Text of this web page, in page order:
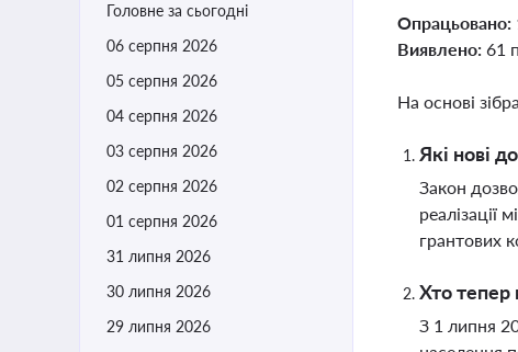
Головне за сьогодні
06 серпня 2026
05 серпня 2026
04 серпня 2026
03 серпня 2026
02 серпня 2026
01 серпня 2026
31 липня 2026
30 липня 2026
29 липня 2026
Опрацьовано:
Виявлено: 61
На основі
Які нові
Закон
реалізації
грантових
Хто тепер
З 1 липня